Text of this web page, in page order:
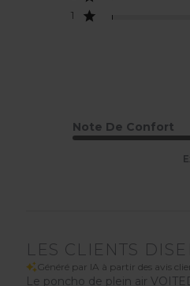
1
Note De Confort
LES CLIENTS
Généré par IA à partir des avis
Le poncho de plein air